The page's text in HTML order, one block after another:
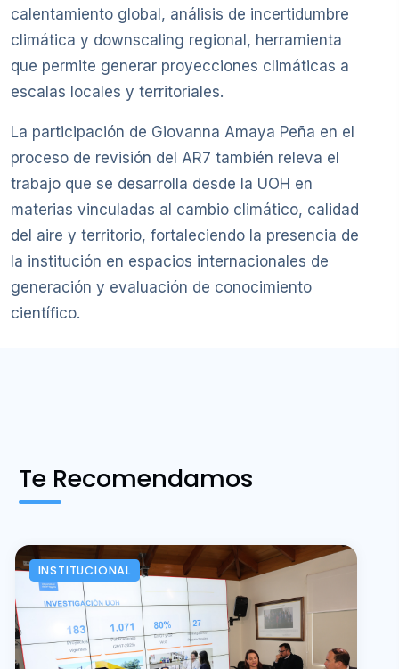
calentamiento global, análisis de incertidumbre
climática y downscaling regional, herramienta
que permite generar proyecciones climáticas a
escalas locales y territoriales.
La participación de Giovanna Amaya Peña en el
proceso de revisión del AR7 también releva el
trabajo que se desarrolla desde la UOH en
materias vinculadas al cambio climático, calidad
del aire y territorio, fortaleciendo la presencia de
la institución en espacios internacionales de
generación y evaluación de conocimiento
científico.
Te Recomendamos
INSTITUCIONAL